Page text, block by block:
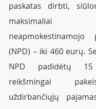
paskatas dirbti,
maksimaliai
(NPD) – iki 460 eurų.
NPD padidėtų
reikšmingai
uždirbančiųjų